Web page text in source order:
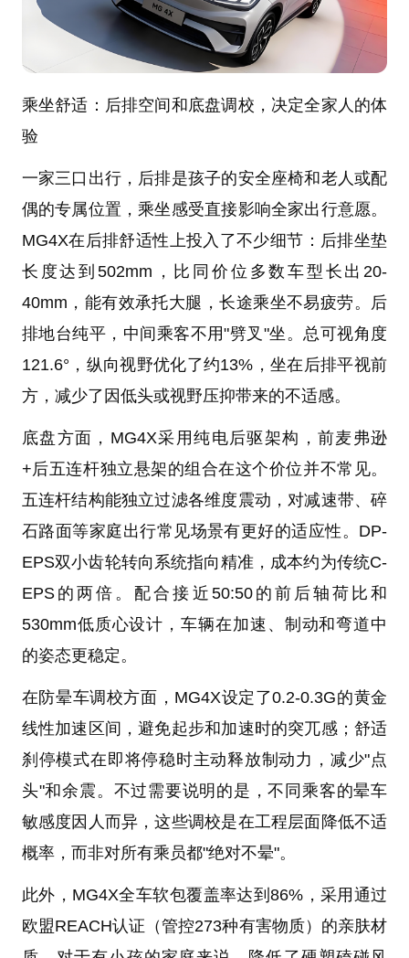
乘坐舒适：后排空间和底盘调校，决定全家人的体
验
一家三口出行，后排是孩子的安全座椅和老人或配
偶的专属位置，乘坐感受直接影响全家出行意愿。
MG4X在后排舒适性上投入了不少细节：后排坐垫
长度达到502mm，比同价位多数车型长出20-
40mm，能有效承托大腿，长途乘坐不易疲劳。后
排地台纯平，中间乘客不用"劈叉"坐。总可视角度
121.6°，纵向视野优化了约13%，坐在后排平视前
方，减少了因低头或视野压抑带来的不适感。
底盘方面，MG4X采用纯电后驱架构，前麦弗逊
+后五连杆独立悬架的组合在这个价位并不常见。
五连杆结构能独立过滤各维度震动，对减速带、碎
石路面等家庭出行常见场景有更好的适应性。DP-
EPS双小齿轮转向系统指向精准，成本约为传统C-
EPS的两倍。配合接近50:50的前后轴荷比和
530mm低质心设计，车辆在加速、制动和弯道中
的姿态更稳定。
在防晕车调校方面，MG4X设定了0.2-0.3G的黄金
线性加速区间，避免起步和加速时的突兀感；舒适
刹停模式在即将停稳时主动释放制动力，减少"点
头"和余震。不过需要说明的是，不同乘客的晕车
敏感度因人而异，这些调校是在工程层面降低不适
概率，而非对所有乘员都"绝对不晕"。
此外，MG4X全车软包覆盖率达到86%，采用通过
欧盟REACH认证（管控273种有害物质）的亲肤材